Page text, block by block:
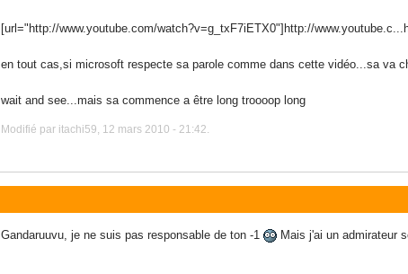
[url="http://www.youtube.com/watch?v=g_txF7iETX0"]http://
en tout cas,si microsoft respecte sa parole comme dans cette vidéo...sa va
wait and see...mais sa commence a être long troooop long
Modifié par itachi59, 12 mars 2010 - 21:42.
Gandaruuvu, je ne suis pas responsable de ton -1 Mais j'ai un admirateur